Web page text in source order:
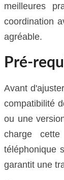
meilleures
coordination
agréable.
Pré-
Avant
compatibilité
ou une
charge
téléphonique
garantit une